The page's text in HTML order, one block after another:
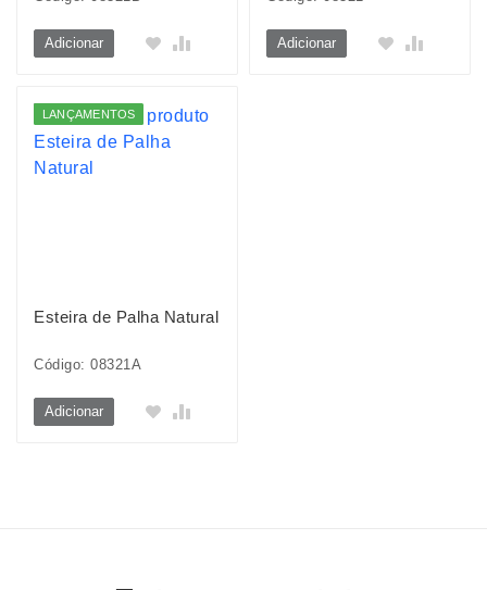
Adicionar Adicionar
LANÇAMENTOS
Esteira de Palha Natural
Código: 08321A
Adicionar